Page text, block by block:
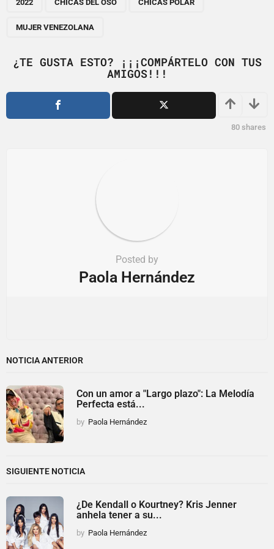
i
o
2022 CHICAS DEL OSO CHICAS POLAR
MUJER VENEZOLANA
¿TE GUSTA ESTO? ¡¡¡COMPÁRTELO CON TUS
AMIGOS!!!
80 shares
Posted by
Paola Hernández
NOTICIA ANTERIOR
Con un amor a "Largo plazo": La Melodía
Perfecta está...
by Paola Hernández
SIGUIENTE NOTICIA
¿De Kendall o Kourtney? Kris Jenner
anhela tener a su...
by Paola Hernández